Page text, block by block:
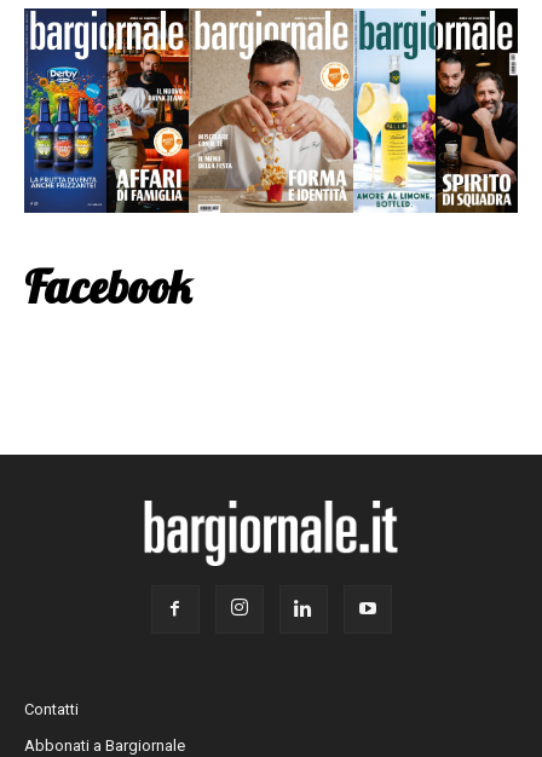
Facebook
Contatti
Abbonati a Bargiornale